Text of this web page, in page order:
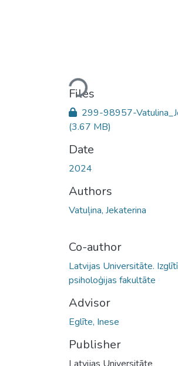
Loading...
Files
299-98957-
(3.67 MB)
Date
2024
Authors
Vatuļina, Jekaterina
Co-author
Latvijas Universitāte.
psiholoģijas fakultāte
Advisor
Eglīte, Inese
Publisher